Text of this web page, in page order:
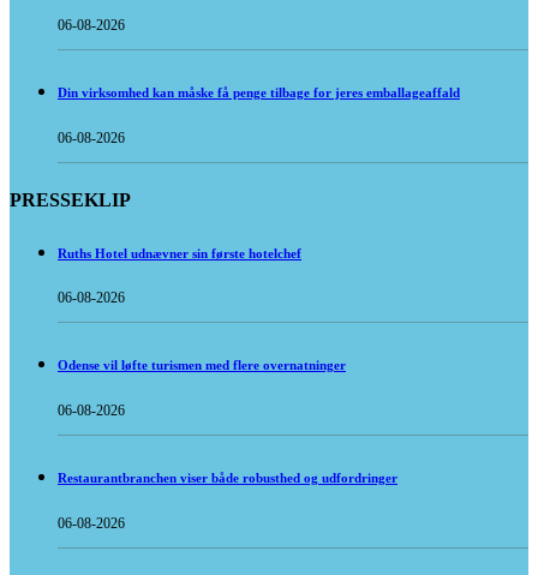
06-08-2026
Din virksomhed kan måske få penge tilbage for jeres emballageaffald
06-08-2026
PRESSEKLIP
Ruths Hotel udnævner sin første hotelchef
06-08-2026
Odense vil løfte turismen med flere overnatninger
06-08-2026
Restaurantbranchen viser både robusthed og udfordringer
06-08-2026